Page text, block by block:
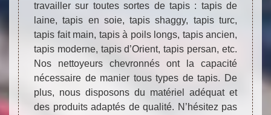
travailler sur toutes sortes de tapis : tapis de
laine, tapis en soie, tapis shaggy, tapis turc,
tapis fait main, tapis à poils longs, tapis ancien,
tapis moderne, tapis d’Orient, tapis persan, etc.
Nos nettoyeurs chevronnés ont la capacité
nécessaire de manier tous types de tapis. De
plus, nous disposons du matériel adéquat et
des produits adaptés de qualité. N’hésitez pas